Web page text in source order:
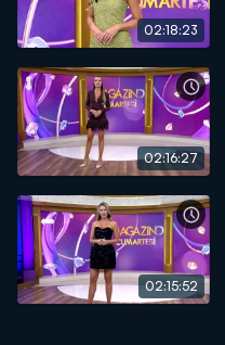
02:18:23
02:16:27
02:15:52